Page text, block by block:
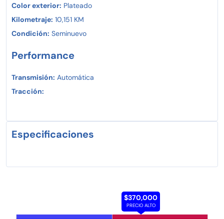
Color exterior: Plateado
Kilometraje: 10,151 KM
Condición: Seminuevo
Performance
Transmisión: Automática
Tracción:
Especificaciones
$370,000
PRECIO ALTO